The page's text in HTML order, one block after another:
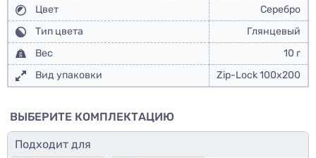
Цвет
Серебро
Тип цвета
Глянцевый
Вес
10 г
Вид упаковки
Zip-Lock 100x200
ВЫБЕРИТЕ КОМПЛЕКТАЦИЮ
Подходит для